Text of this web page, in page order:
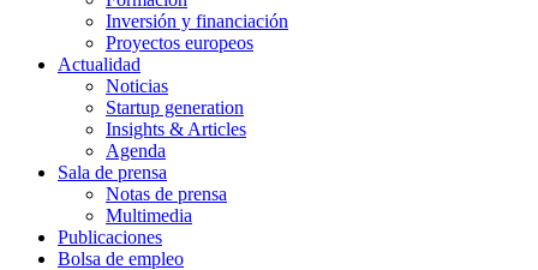
Inversión y financiación
Proyectos europeos
Actualidad
Noticias
Startup generation
Insights & Articles
Agenda
Sala de prensa
Notas de prensa
Multimedia
Publicaciones
Bolsa de empleo